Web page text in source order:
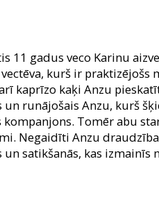
11 gadus veco Karinu
kurš ir praktizējošs
kaprīzo kaķi Anzu
runājošais Anzu, kurš
Tomēr abu
Negaidīti Anzu
satikšanās, kas izmainīs